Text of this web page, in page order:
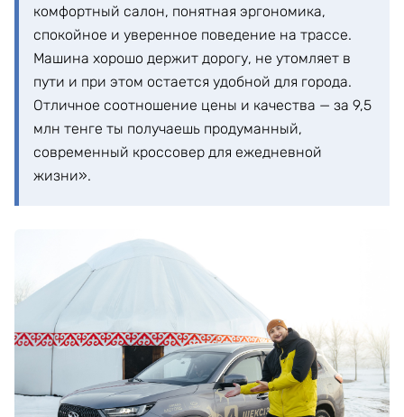
комфортный салон, понятная эргономика,
спокойное и уверенное поведение на трассе.
Машина хорошо держит дорогу, не утомляет в
пути и при этом остается удобной для города.
Отличное соотношение цены и качества — за 9,5
млн тенге ты получаешь продуманный,
современный кроссовер для ежедневной
жизни».